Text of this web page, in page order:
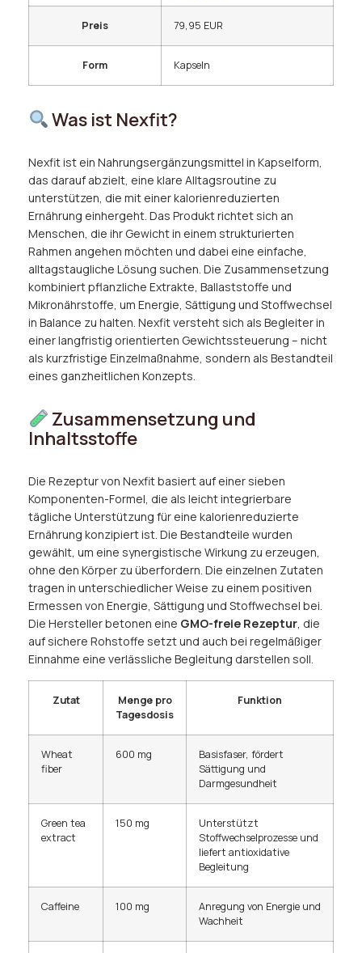
Preis 79,95 EUR
Form Kapseln
Was ist Nexfit?
Nexfit ist ein Nahrungsergänzungsmittel in Kapselform,
das darauf abzielt, eine klare Alltagsroutine zu
unterstützen, die mit einer kalorienreduzierten
Ernährung einhergeht. Das Produkt richtet sich an
Menschen, die ihr Gewicht in einem strukturierten
Rahmen angehen möchten und dabei eine einfache,
alltagstaugliche Lösung suchen. Die Zusammensetzung
kombiniert pflanzliche Extrakte, Ballaststoffe und
Mikronährstoffe, um Energie, Sättigung und Stoffwechsel
in Balance zu halten. Nexfit versteht sich als Begleiter in
einer langfristig orientierten Gewichtssteuerung – nicht
als kurzfristige Einzelmaßnahme, sondern als Bestandteil
eines ganzheitlichen Konzepts.
Zusammensetzung und
Inhaltsstoffe
Die Rezeptur von Nexfit basiert auf einer sieben
Komponenten-Formel, die als leicht integrierbare
tägliche Unterstützung für eine kalorienreduzierte
Ernährung konzipiert ist. Die Bestandteile wurden
gewählt, um eine synergistische Wirkung zu erzeugen,
ohne den Körper zu überfordern. Die einzelnen Zutaten
tragen in unterschiedlicher Weise zu einem positiven
Ermessen von Energie, Sättigung und Stoffwechsel bei.
Die Hersteller betonen eine GMO-freie Rezeptur, die
auf sichere Rohstoffe setzt und auch bei regelmäßiger
Einnahme eine verlässliche Begleitung darstellen soll.
Zutat
Menge pro
Tagesdosis
Funktion
Wheat
fiber
600 mg
Basisfaser, fördert
Sättigung und
Darmgesundheit
Green tea
extract
150 mg
Unterstützt
Stoffwechselprozesse und
liefert antioxidative
Begleitung
Caffeine 100 mg
Anregung von Energie und
Wachheit